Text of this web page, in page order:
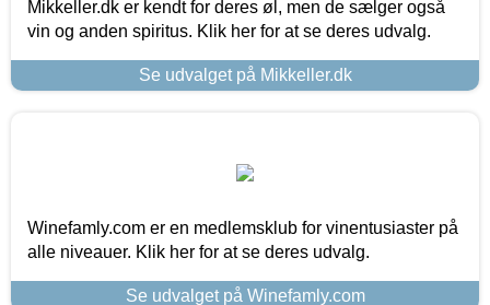
Mikkeller.dk er kendt for deres øl, men de sælger også
vin og anden spiritus. Klik her for at se deres udvalg.
Se udvalget på Mikkeller.dk
Winefamly.com er en medlemsklub for vinentusiaster på
alle niveauer. Klik her for at se deres udvalg.
Se udvalget på Winefamly.com